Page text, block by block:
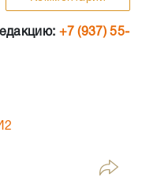
+7 (937) 55-